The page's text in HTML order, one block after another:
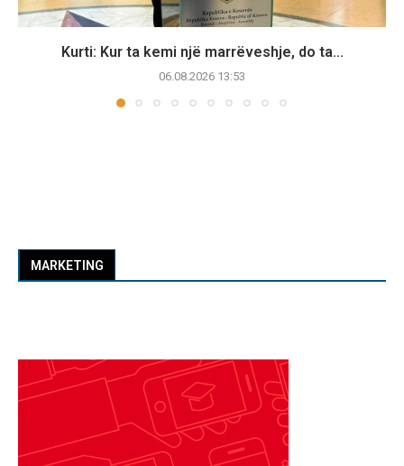
Kurti: Kur ta kemi një marrëveshje, do ta...
06.08.2026 13:53
MARKETING